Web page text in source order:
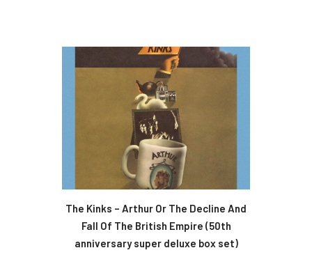
The Kinks – Arthur Or The Decline And
Fall Of The British Empire (50th
anniversary super deluxe box set)